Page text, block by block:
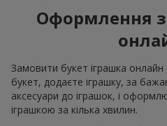
Оформлення
Замовити букет іграшка
букет, додаєте іграшку, за
аксесуари до іграшок, і
іграшкою за кілька хвилин.